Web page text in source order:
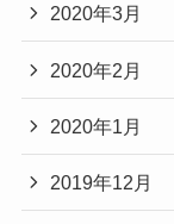
2020年3月
2020年2月
2020年1月
2019年12月